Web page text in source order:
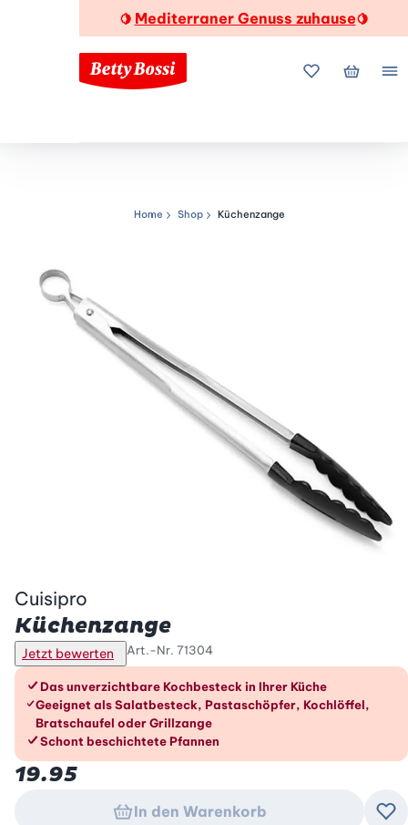
🍋 Mediterraner Genuss zuhause🍋
MeineMein
Navigationspfad
Home Shop Küchenzange
Cuisipro
Küchenzange
Jetzt bewerten Art.-Nr. 71304
Die Vorteile im Überblick
Das unverzichtbare Kochbesteck in Ihrer Küche
Geeignet als Salatbesteck, Pastaschöpfer, Kochlöffel,
Bratschaufel oder Grillzange
Schont beschichtete Pfannen
19.95
In den Warenkorb